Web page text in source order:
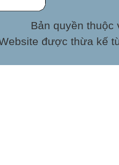
Bản quyền thuộc
được thừa kế